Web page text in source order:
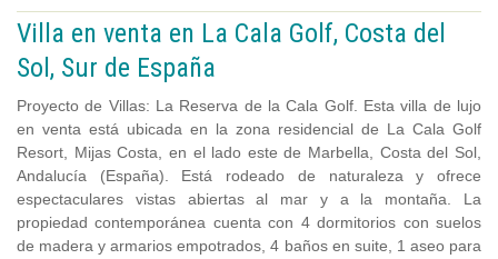
Villa en venta en La Cala Golf, Costa del
Sol, Sur de España
Proyecto de Villas: La Reserva de la Cala Golf. Esta villa de lujo
en venta está ubicada en la zona residencial de La Cala Golf
Resort, Mijas Costa, en el lado este de Marbella, Costa del Sol,
Andalucía (España). Está rodeado de naturaleza y ofrece
espectaculares vistas abiertas al mar y a la montaña. La
propiedad contemporánea cuenta con 4 dormitorios con suelos
de madera y armarios empotrados, 4 baños en suite, 1 aseo para